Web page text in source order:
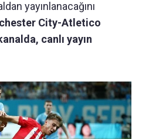
yayınlanacağını
City-Atletico
canlı yayın